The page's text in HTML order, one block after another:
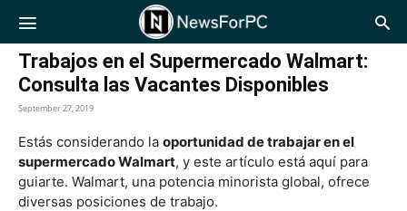
NewsForPC
Trabajos en el Supermercado Walmart:
Consulta las Vacantes Disponibles
September 27, 2019
Estás considerando la oportunidad de trabajar en el
supermercado Walmart, y este artículo está aquí para
guiarte. Walmart, una potencia minorista global, ofrece
diversas posiciones de trabajo.